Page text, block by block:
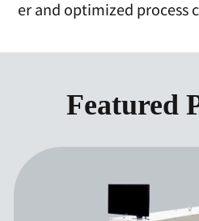
er and optimized process
Featured